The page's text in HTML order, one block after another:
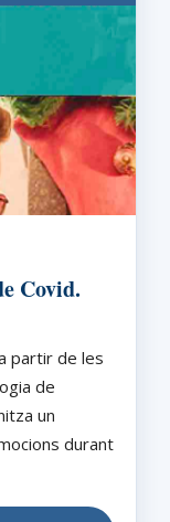
Covid.
partir de les
de
un
durant